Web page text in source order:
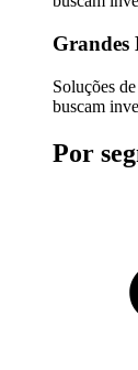
Grandes
Soluções
buscam
Por